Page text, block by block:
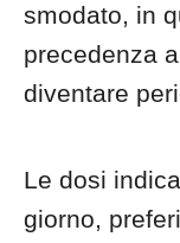
smodato, in
precedenza
diventare
Le dosi
giorno,